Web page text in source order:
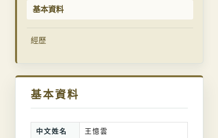
基本資料
經歷
基本資料
中文姓名 王憶雲